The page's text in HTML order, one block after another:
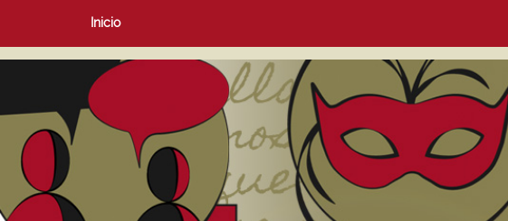
Inicio